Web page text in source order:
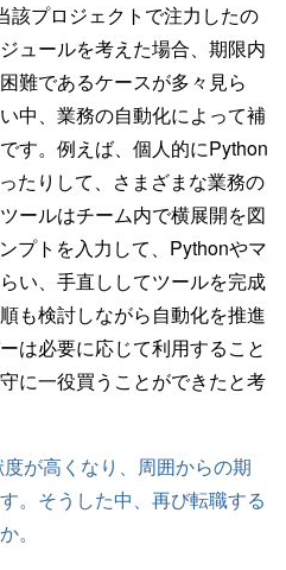
該プロジェクトで注力したの
ュールを考えた場合、期限内
難であるケースが多々見ら
中、業務の自動化によって補
す。例えば、個人的にPython
たりして、さまざまな業務の
ールはチーム内で横展開を図
プトを入力して、Pythonやマ
い、手直ししてツールを完成
も検討しながら自動化を推進
は必要に応じて利用すること
に一役買うことができたと考
が高くなり、周囲からの期
。そうした中、再び転職する
。